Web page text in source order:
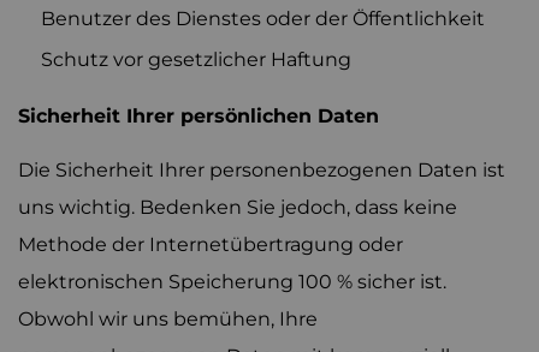
Benutzer des Dienstes oder der Öffentlichkeit
Schutz vor gesetzlicher Haftung
Sicherheit Ihrer persönlichen Daten
Die Sicherheit Ihrer personenbezogenen Daten ist
uns wichtig. Bedenken Sie jedoch, dass keine
Methode der Internetübertragung oder
elektronischen Speicherung 100 % sicher ist.
Obwohl wir uns bemühen, Ihre